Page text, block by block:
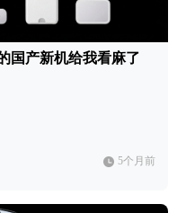
国产新机给我看麻了
5个月前